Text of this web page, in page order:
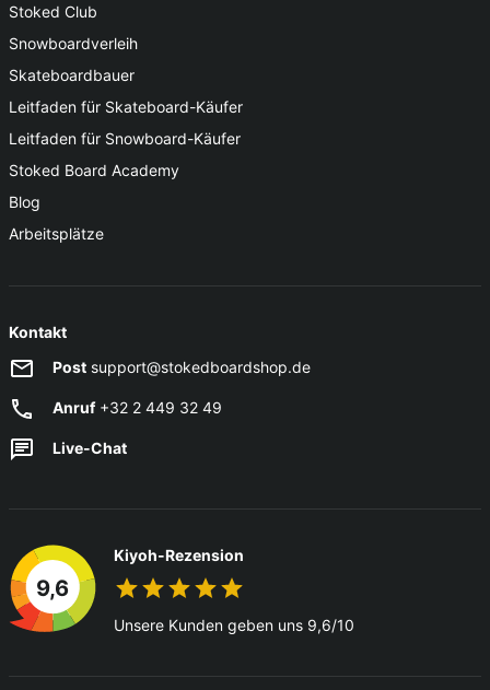
Stoked Club
Snowboardverleih
Skateboardbauer
Leitfaden für Skateboard-Käufer
Leitfaden für Snowboard-Käufer
Stoked Board Academy
Blog
Arbeitsplätze
Kontakt
Post support@stokedboardshop.de
Anruf+32 2 449 32 49
Live-Chat
9,6
Kiyoh-Rezension
Unsere Kunden geben uns 9,6/10